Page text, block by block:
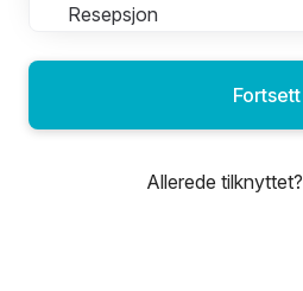
Resepsjon
Fortsett
Allerede tilknyttet?